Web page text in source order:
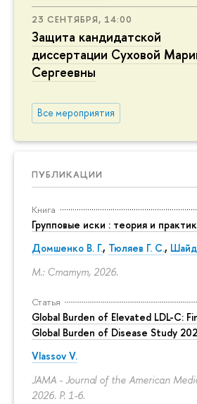
23 СЕНТЯБРЯ, 14:00
Защита кандидатской
диссертации Суховой
Сергеевны
Все мероприятия
ПУБЛИКАЦИИ
Книга
Групповые иски : теория и
Домшенко В. Г., Тюляев Г. С.,
М.: Статут, 2026.
Статья
Global Burden of Elevated LDL-C:
Global Burden of Disease Study
Vlassov V.
JAMA - Journal of the American
2026. P. 1-6.